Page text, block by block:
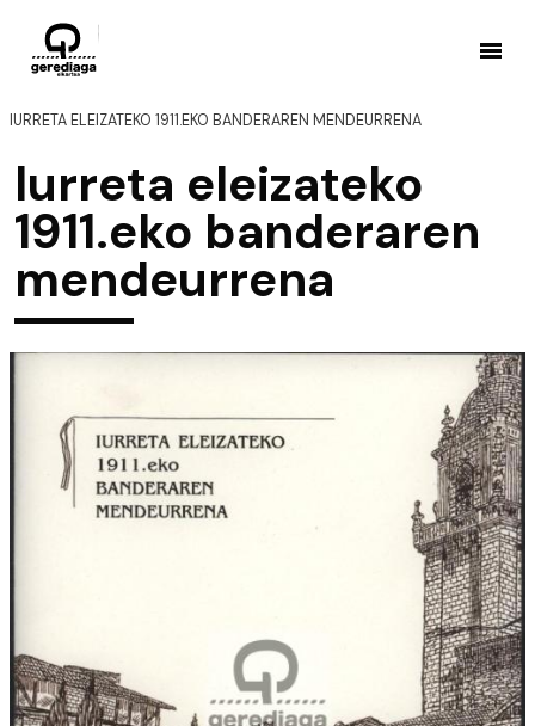
IURRETA ELEIZATEKO 1911.EKO BANDERAREN MENDEURRENA
Iurreta eleizateko
1911.eko banderaren
mendeurrena